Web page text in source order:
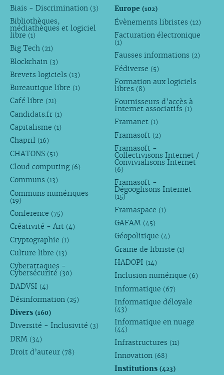
Biais - Discrimination (3)
Bibliothèques,
médiathèques et logiciel
libre (1)
Big Tech (21)
Blockchain (3)
Brevets logiciels (13)
Bureautique libre (1)
Café libre (21)
Candidats.fr (1)
Capitalisme (1)
Chapril (16)
CHATONS (51)
Cloud computing (6)
Communs (13)
Communs numériques
(19)
Conference (75)
Créativité - Art (4)
Cryptographie (1)
Culture libre (13)
Cyberattaques -
Cybersécurité (30)
DADVSI (4)
Désinformation (25)
Divers (160)
Diversité - Inclusivité (3)
DRM (34)
Droit d’auteur (78)
Europe(102)
Évènements libristes (12)
Facturation électronique
(1)
Fausses informations (2)
Fédiverse (5)
Formation aux logiciels
libres (8)
Fournisseurs d’accès à
Internet associatifs (1)
Framanet (1)
Framasoft (2)
Framasoft -
Collectivisons Internet /
Convivialisons Internet
(6)
Framasoft -
Dégooglisons Internet
(15)
Framaspace (1)
GAFAM (45)
Géopolitique (4)
Graine de libriste (1)
HADOPI (14)
Inclusion numérique (6)
Informatique (67)
Informatique déloyale
(43)
Informatique en nuage
(44)
Infrastructures (11)
Innovation (68)
Institutions(423)